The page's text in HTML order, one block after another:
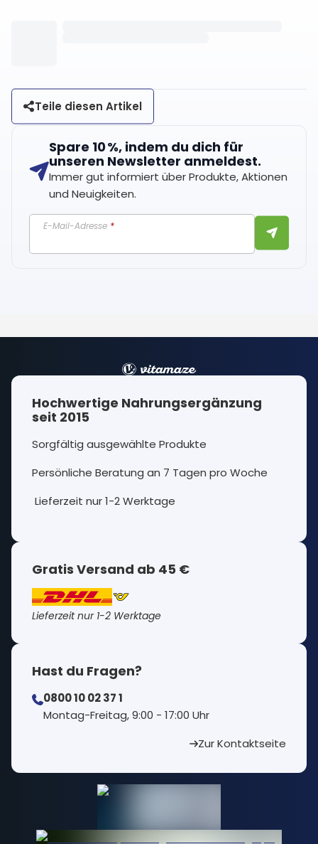
Teile diesen Artikel
Spare 10 %, indem du dich für
unseren Newsletter anmeldest.
Immer gut informiert über Produkte, Aktionen
und Neuigkeiten.
E-Mail-Adresse *
Hochwertige Nahrungsergänzung
seit 2015
Sorgfältig ausgewählte Produkte
Persönliche Beratung an 7 Tagen pro Woche
Lieferzeit nur 1-2 Werktage
Gratis Versand ab 45 €
Lieferzeit nur 1-2 Werktage
Hast du Fragen?
0800 10 02 37 1
⁠Montag-Freitag, 9:00 - 17:00 Uhr
Zur Kontaktseite